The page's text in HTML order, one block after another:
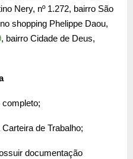
Nery, nº 1.272, bairro São
shopping Phelippe Daou,
, bairro Cidade de Deus,
de Trabalho;
documentação